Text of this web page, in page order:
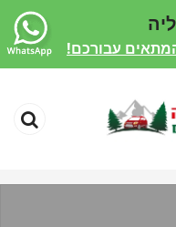
עבורכם!